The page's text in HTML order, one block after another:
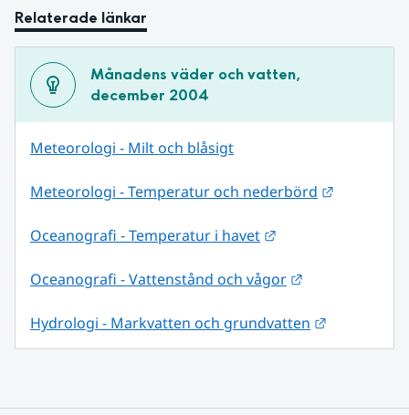
Relaterade länkar
Månadens väder och vatten,
december 2004
Meteorologi - Milt och blåsigt
Meteorologi - Temperatur och nederbörd
Oceanografi - Temperatur i havet
Oceanografi - Vattenstånd och vågor
Hydrologi - Markvatten och grundvatten